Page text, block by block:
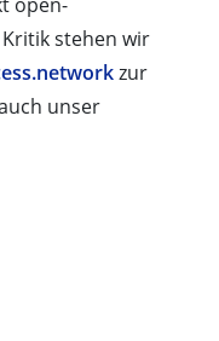
stehen wir
zur
unser